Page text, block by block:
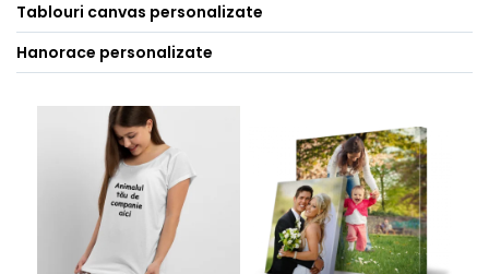
Tablouri canvas personalizate
Hanorace personalizate